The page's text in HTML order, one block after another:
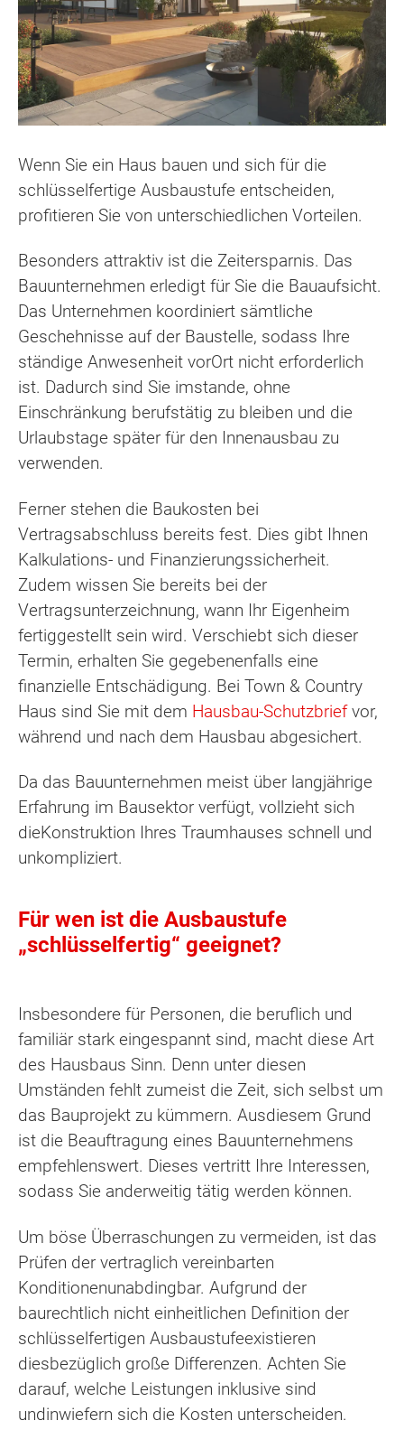
Wenn Sie ein Haus bauen und sich für die
schlüsselfertige Ausbaustufe entscheiden,
profitieren Sie von unterschiedlichen Vorteilen.
Besonders attraktiv ist die Zeitersparnis. Das
Bauunternehmen erledigt für Sie die Bauaufsicht.
Das Unternehmen koordiniert sämtliche
Geschehnisse auf der Baustelle, sodass Ihre
ständige Anwesenheit vorOrt nicht erforderlich
ist. Dadurch sind Sie imstande, ohne
Einschränkung berufstätig zu bleiben und die
Urlaubstage später für den Innenausbau zu
verwenden.
Ferner stehen die Baukosten bei
Vertragsabschluss bereits fest. Dies gibt Ihnen
Kalkulations- und Finanzierungssicherheit.
Zudem wissen Sie bereits bei der
Vertragsunterzeichnung, wann Ihr Eigenheim
fertiggestellt sein wird. Verschiebt sich dieser
Termin, erhalten Sie gegebenenfalls eine
finanzielle Entschädigung. Bei Town & Country
Haus sind Sie mit dem Hausbau-Schutzbriefvor,
während und nach dem Hausbau abgesichert.
Da das Bauunternehmen meist über langjährige
Erfahrung im Bausektor verfügt, vollzieht sich
dieKonstruktion Ihres Traumhauses schnell und
unkompliziert.
Für wen ist die Ausbaustufe
„schlüsselfertig“ geeignet?
Insbesondere für Personen, die beruflich und
familiär stark eingespannt sind, macht diese Art
des Hausbaus Sinn. Denn unter diesen
Umständen fehlt zumeist die Zeit, sich selbst um
das Bauprojekt zu kümmern. Ausdiesem Grund
ist die Beauftragung eines Bauunternehmens
empfehlenswert. Dieses vertritt Ihre Interessen,
sodass Sie anderweitig tätig werden können.
Um böse Überraschungen zu vermeiden, ist das
Prüfen der vertraglich vereinbarten
Konditionenunabdingbar. Aufgrund der
baurechtlich nicht einheitlichen Definition der
schlüsselfertigen Ausbaustufeexistieren
diesbezüglich große Differenzen. Achten Sie
darauf, welche Leistungen inklusive sind
undinwiefern sich die Kosten unterscheiden.